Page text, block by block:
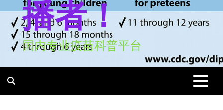
播者！
国内专业疫苗科普平台